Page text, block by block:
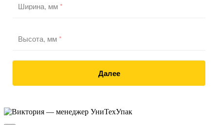
Ширина, мм*
Высота, мм*
Далее